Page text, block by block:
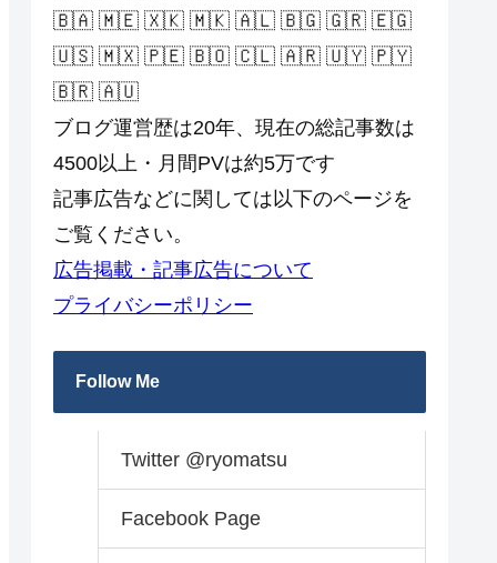
🇧🇦 🇲🇪 🇽🇰 🇲🇰 🇦🇱 🇧🇬 🇬🇷 🇪🇬
🇺🇸 🇲🇽 🇵🇪 🇧🇴 🇨🇱 🇦🇷 🇺🇾 🇵🇾
🇧🇷 🇦🇺
ブログ運営歴は20年、現在の総記事数は
4500以上・月間PVは約5万です
記事広告などに関しては以下のページを
ご覧ください。
広告掲載・記事広告について
プライバシーポリシー
Follow Me
Twitter @ryomatsu
Facebook Page